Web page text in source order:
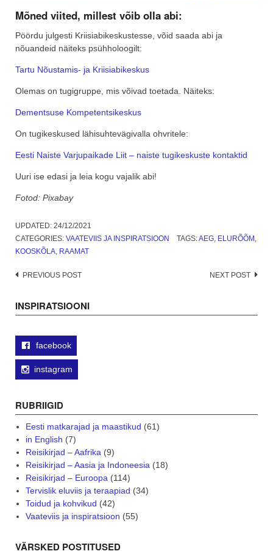
Mõned viited, millest võib olla abi:
Pöördu julgesti Kriisiabikeskustesse, võid saada abi ja
nõuandeid näiteks psühholoogilt:
Tartu Nõustamis- ja Kriisiabikeskus
Olemas on tugigruppe, mis võivad toetada. Näiteks:
Dementsuse Kompetentsikeskus
On tugikeskused lähisuhtevägivalla ohvritele:
Eesti Naiste Varjupaikade Liit – naiste tugikeskuste kontaktid
Uuri ise edasi ja leia kogu vajalik abi!
Fotod: Pixabay
UPDATED: 24/12/2021
CATEGORIES: VAATEVIIS JA INSPIRATSIOON TAGS:AEG, ELURÕÕM,
KOOSKÕLA, RAAMAT
Post
PREVIOUS POST NEXT POST
INSPIRATSIOONI
facebook
instagram
RUBRIIGID
Eesti matkarajad ja maastikud (61)
in English (7)
Reisikirjad – Aafrika (9)
Reisikirjad – Aasia ja Indoneesia (18)
Reisikirjad – Euroopa (114)
Tervislik eluviis ja teraapiad (34)
Toidud ja kohvikud (42)
Vaateviis ja inspiratsioon (55)
VÄRSKED POSTITUSED